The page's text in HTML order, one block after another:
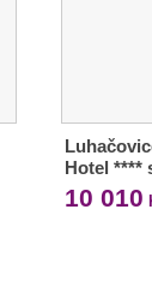
Hotel ****
10 010